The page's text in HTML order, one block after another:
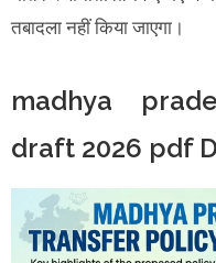
तबादला नहीं किया जाएगा।
madhya
draft 2026 pdf